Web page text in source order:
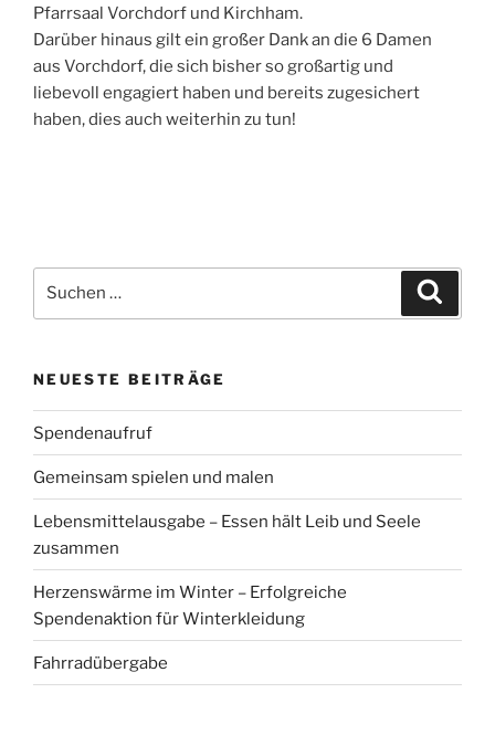
Pfarrsaal Vorchdorf und Kirchham.
Darüber hinaus gilt ein großer Dank an die 6 Damen
aus Vorchdorf, die sich bisher so großartig und
liebevoll engagiert haben und bereits zugesichert
haben, dies auch weiterhin zu tun!
Suchen
NEUESTE BEITRÄGE
Spendenaufruf
Gemeinsam spielen und malen
Lebensmittelausgabe – Essen hält Leib und Seele
zusammen
Herzenswärme im Winter – Erfolgreiche
Spendenaktion für Winterkleidung
Fahrradübergabe